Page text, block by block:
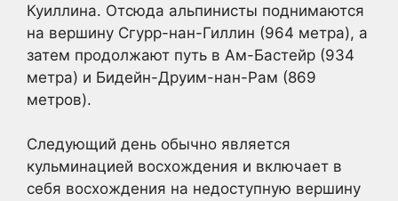
Куиллина. Отсюда альпинисты поднимаются
на вершину Сгурр-нан-Гиллин (964 метра), а
затем продолжают путь в Ам-Бастейр (934
метра) и Бидейн-Друим-нан-Рам (869
метров).
Следующий день обычно является
кульминацией восхождения и включает в
себя восхождения на недоступную вершину